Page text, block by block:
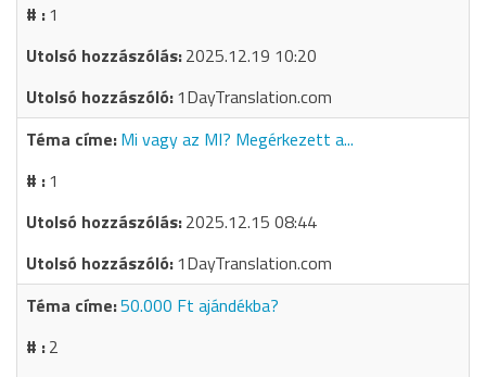
1
2025.12.19 10:20
1DayTranslation.com
Mi vagy az MI? Megérkezett a...
1
2025.12.15 08:44
1DayTranslation.com
50.000 Ft ajándékba?
2